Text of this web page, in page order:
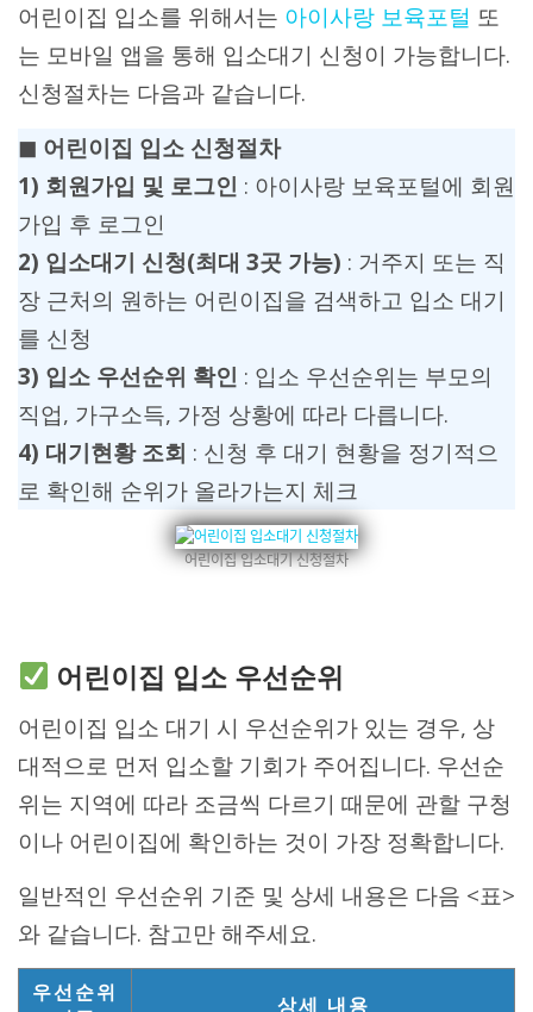
어린이집 입소를 위해서는 아이사랑 보육포털 또
는 모바일 앱을 통해 입소대기 신청이 가능합니다.
신청절차는 다음과 같습니다.
◼︎ 어린이집 입소 신청절차
1) 회원가입 및 로그인 : 아이사랑 보육포털에 회원
가입 후 로그인
2) 입소대기 신청(최대 3곳 가능) : 거주지 또는 직
장 근처의 원하는 어린이집을 검색하고 입소 대기
를 신청
3) 입소 우선순위 확인 : 입소 우선순위는 부모의
직업, 가구소득, 가정 상황에 따라 다릅니다.
4) 대기현황 조회 : 신청 후 대기 현황을 정기적으
로 확인해 순위가 올라가는지 체크
어린이집 입소대기 신청절차
어린이집 입소 우선순위
어린이집 입소 대기 시 우선순위가 있는 경우, 상
대적으로 먼저 입소할 기회가 주어집니다. 우선순
위는 지역에 따라 조금씩 다르기 때문에 관할 구청
이나 어린이집에 확인하는 것이 가장 정확합니다.
일반적인 우선순위 기준 및 상세 내용은 다음 <표>
와 같습니다. 참고만 해주세요.
우선순위
상세 내용